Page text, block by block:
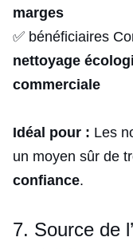
marges
✅ bénéficiaires
nettoyage
commerciale
Idéal pour : Les
un moyen sûr de
confiance.
7. Source de